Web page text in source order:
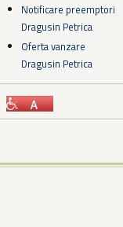
Notificare preemptori
Dragusin Petrica
Oferta vanzare
Dragusin Petrica